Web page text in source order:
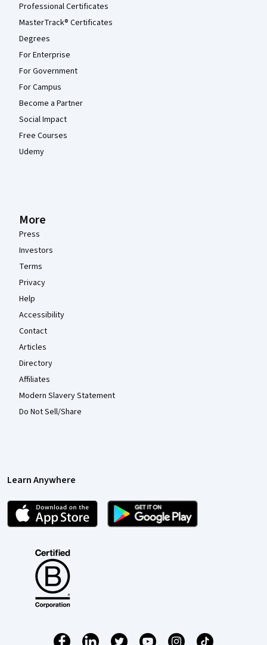
Professional Certificates
MasterTrack® Certificates
Degrees
For Enterprise
For Government
For Campus
Become a Partner
Social Impact
Free Courses
Udemy
More
Press
Investors
Terms
Privacy
Help
Accessibility
Contact
Articles
Directory
Affiliates
Modern Slavery Statement
Do Not Sell/Share
Learn Anywhere